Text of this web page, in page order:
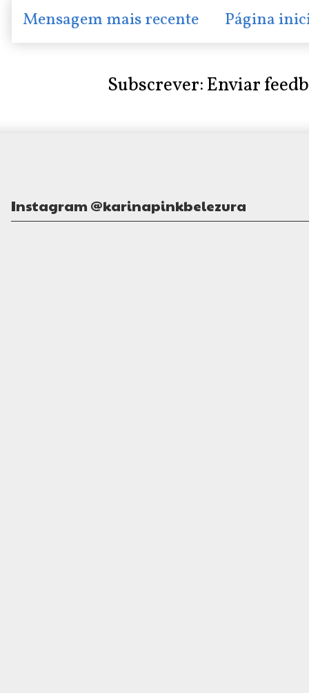
Mensagem mais recente Página
Subscrever:Enviar
Instagram @karinapinkbelezura